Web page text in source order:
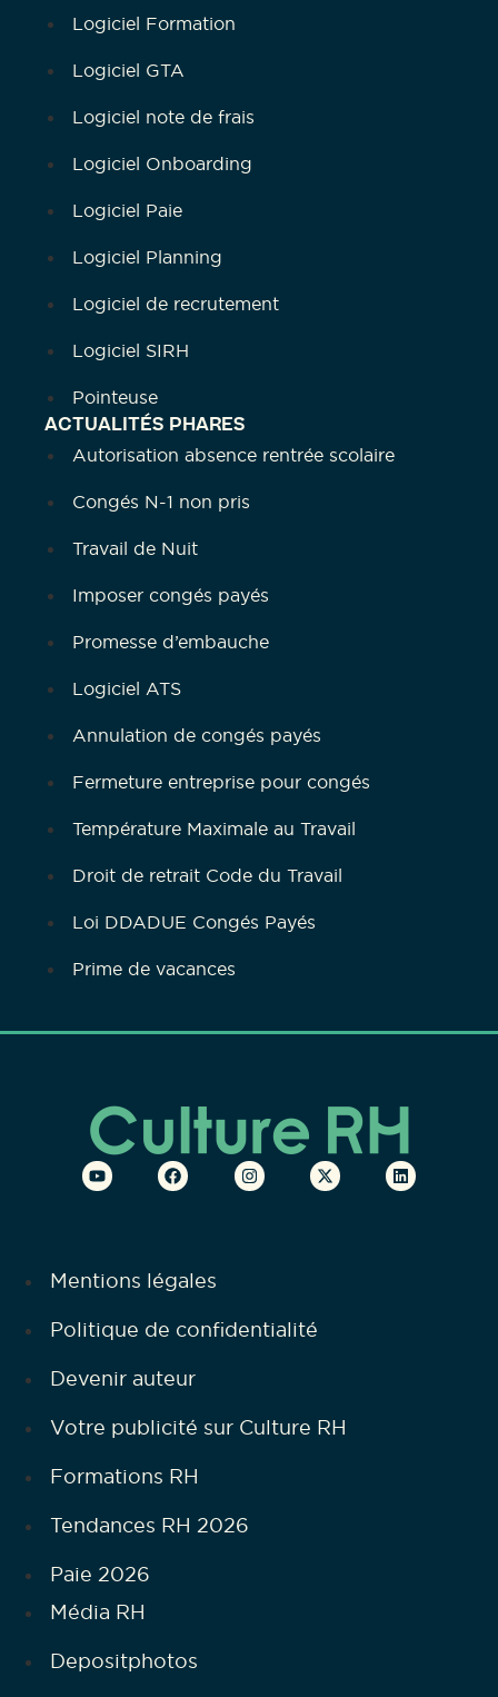
Logiciel Formation
Logiciel GTA
Logiciel note de frais
Logiciel Onboarding
Logiciel Paie
Logiciel Planning
Logiciel de recrutement
Logiciel SIRH
Pointeuse
ACTUALITÉS PHARES
Autorisation absence rentrée scolaire
Congés N-1 non pris
Travail de Nuit
Imposer congés payés
Promesse d’embauche
Logiciel ATS
Annulation de congés payés
Fermeture entreprise pour congés
Température Maximale au Travail
Droit de retrait Code du Travail
Loi DDADUE Congés Payés
Prime de vacances
Mentions légales
Politique de confidentialité
Devenir auteur
Votre publicité sur Culture RH
Formations RH
Tendances RH 2026
Paie 2026
Média RH
Depositphotos